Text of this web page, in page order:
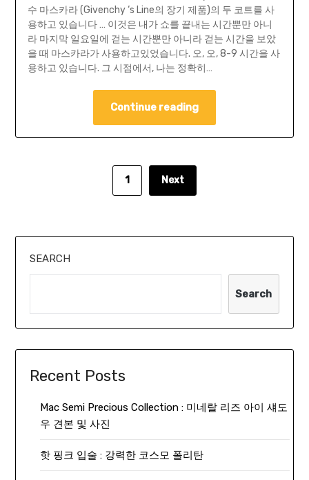
수 마스카라 (Givenchy ‘s Line의 장기 제품)의 두 코트를 사
용하고 있습니다 … 이것은 내가 쇼를 끝내는 시간뿐만 아니
라 마지막 일요일에 걷는 시간뿐만 아니라 걷는 시간을 보았
을 때 마스카라가 사용하고있었습니다. 오, 오, 8-9 시간을 사
용하고 있습니다. 그 시점에서, 나는 정확히…
Continue reading
1 Next
SEARCH
Search
Recent Posts
Mac Semi Precious Collection : 미네랄 리즈 아이 섀도
우 견본 및 사진
핫 핑크 입술 : 강력한 코스모 폴리탄